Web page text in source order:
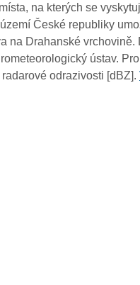
na kterých se
České republiky
na Drahanské
ústav.
odrazivosti [dBZ].